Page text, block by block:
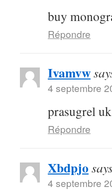
buy
Répondre
Ivamvw
4 septembre
prasugrel uk
Répondre
Xbdpjo
4 septembre